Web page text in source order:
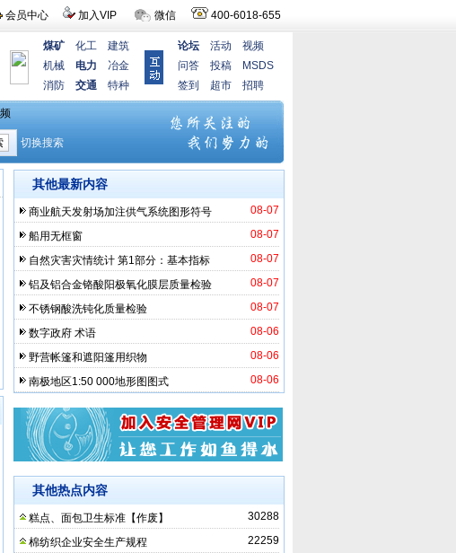
会员中心 加入VIP 微信 400-6018-655
煤矿 化工
建筑
机械
电力
冶金
消防
交通 特种
论坛 活动
视频
问答
投稿
MSDS
签到
超市 招聘
其他最新内容
08-07
商业航天发射场加注供气系统图形符号
08-07
船用无框窗
08-07
自然灾害灾情统计 第1部分：基本指标
08-07
铝及铝合金铬酸阳极氧化膜层质量检验
08-07
不锈钢酸洗钝化质量检验
08-06
数字政府 术语
08-06
野营帐篷和遮阳篷用织物
08-06
南极地区1:50 000地形图图式
其他热点内容
30288
糕点、面包卫生标准【作废】
22259
棉纺织企业安全生产规程